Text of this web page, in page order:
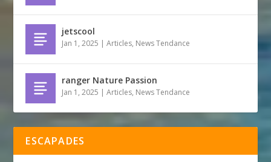
jetscool
Jan 1, 2025 |Articles, News Tendance
ranger Nature Passion
Jan 1, 2025 |Articles, News Tendance
ESCAPADES